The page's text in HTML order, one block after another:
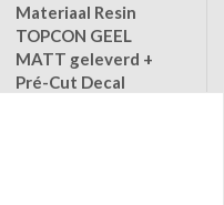
Materiaal Resin
TOPCON GEEL
MATT geleverd +
Pré-Cut Decal